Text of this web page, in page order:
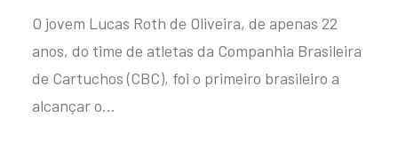
O jovem Lucas Roth de Oliveira, de apenas 22
anos, do time de atletas da Companhia Brasileira
de Cartuchos (CBC), foi o primeiro brasileiro a
alcançar o…